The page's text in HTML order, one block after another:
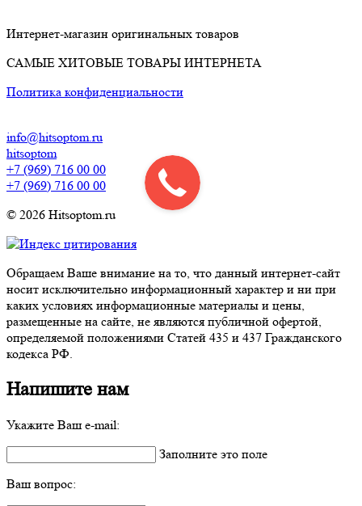
Интернет-магазин оригинальных товаров
САМЫЕ ХИТОВЫЕ ТОВАРЫ ИНТЕРНЕТА
Политика конфиденциальности
info@hitsoptom.ru
hitsoptom
+7 (969) 716 00 00
+7 (969) 716 00 00
© 2026 Hitsoptom.ru
Обращаем Ваше внимание на то, что данный интернет-сайт
носит исключительно информационный характер и ни при
каких условиях информационные материалы и цены,
размещенные на сайте, не являются публичной офертой,
определяемой положениями Статей 435 и 437 Гражданского
кодекса РФ.
Напишите нам
Укажите Ваш e-mail:
Заполните это поле
Ваш вопрос: